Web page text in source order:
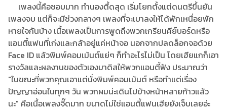
เพลงนี้คือชอบมาก ทำนองตื้ดสุด เริ่มโยกตั้งแต่ดนตรีขึ้นยัน
เพลงจบ แต่ก็จะมีช่วงกลางๆ เพลงที่จะเบาลงให้ได้พักเหนื่อยพัก
หายใจกันบ้าง เนื้อเพลงเป็นการพูดถึงพวกเกรียนคีย์บอร์ดหรือ
แอนตี้แฟนที่เก่งและกล้าอยู่แค่หน้าจอ นอกจากปลดล็อกจอด้วย
Face ID แล้วพิมพ์คอมเม้นต์แย่ๆ ก็ทำอะไรไม่เป็น โดยเฮียแกก็เอา
รางวัลและผลงานของตัวเองมาดิสให้พวกแอนตี้ฟัง ประมาณว่า
"ในขณะที่พวกคุณเอาแต่นั่งพิมพ์คอมเม้นต์ หรือทำแต่เรื่อง
ปัญญาอ่อนในทุกๆ วัน พวกผมน่ะเดินไปข้างหน้าหลายก้าวแล้ว
นะ" คือเนื้อเพลงจี๊ดมาก ขนาดไม่ใช่แอนตี้แฟนเฮียยังเจ็บเลยอ่ะ